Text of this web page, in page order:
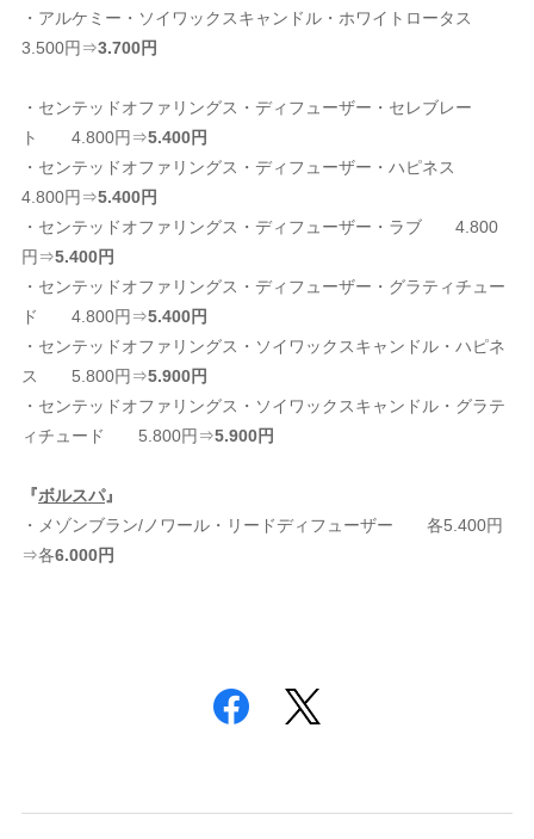
・アルケミー・ソイワックスキャンドル・ホワイトロータス
3.500円⇒3.700円
・センテッドオファリングス・ディフューザー・セレブレー
ト 4.800円⇒5.400円
・センテッドオファリングス・ディフューザー・ハピネス
4.800円⇒5.400円
・センテッドオファリングス・ディフューザー・ラブ 4.800
円⇒5.400円
・センテッドオファリングス・ディフューザー・グラティチュー
ド 4.800円⇒5.400円
・センテッドオファリングス・ソイワックスキャンドル・ハピネ
ス 5.800円⇒5.900円
・センテッドオファリングス・ソイワックスキャンドル・グラテ
ィチュード 5.800円⇒5.900円
『ボルスパ』
・メゾンブラン/ノワール・リードディフューザー 各5.400円
⇒各6.000円